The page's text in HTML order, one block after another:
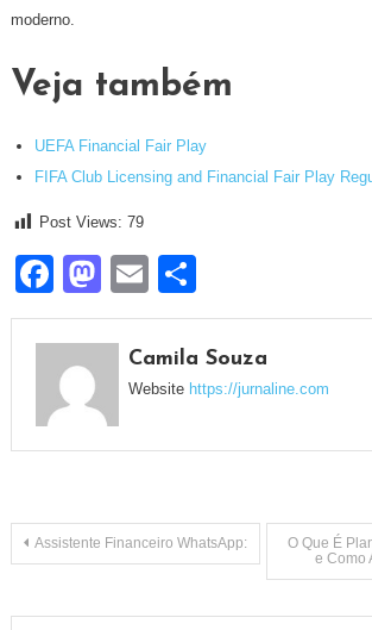
moderno.
Veja também
UEFA Financial Fair Play
FIFA Club Licensing and Financial Fair Play
Post Views: 79
Facebook
Mastodon
Email
Camila Souza
Website https://jurnaline.com
Navegação
Assistente Financeiro WhatsApp:
O Que É
e Como